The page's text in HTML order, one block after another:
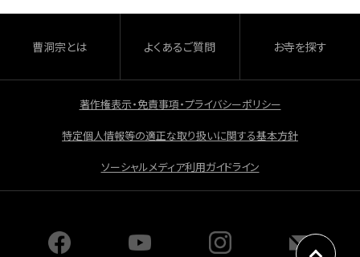
o
o
k
曹洞宗とは よくあるご質問 お寺を探す
著作権表示・免責事項・プライバシーポリシー
特定個人情報等の適正な取り扱いに関する基本方針
ソーシャルメディア利用ガイドライン